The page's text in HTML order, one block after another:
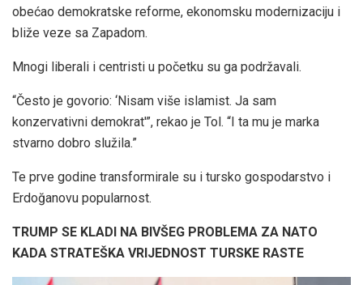
obećao demokratske reforme, ekonomsku modernizaciju i
bliže veze sa Zapadom.
Mnogi liberali i centristi u početku su ga podržavali.
“Često je govorio: ‘Nisam više islamist. Ja sam
konzervativni demokrat'”, rekao je Tol. “I ta mu je marka
stvarno dobro služila.”
Te prve godine transformirale su i tursko gospodarstvo i
Erdoğanovu popularnost.
TRUMP SE KLADI NA BIVŠEG PROBLEMA ZA NATO
KADA STRATEŠKA VRIJEDNOST TURSKE RASTE